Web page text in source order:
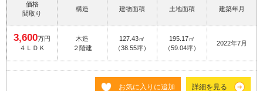
価格
間取り
構造 建物面積 土地面積 建築年月
3,600万円
４ＬＤＫ
木造
２階建
127.43㎡
（38.55坪）
195.17㎡
（59.04坪）
2022年7月
お気に入りに追加 詳細を見る